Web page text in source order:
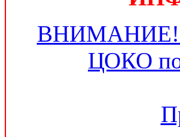
ВНИМАНИЕ!!!
ЦОКО по